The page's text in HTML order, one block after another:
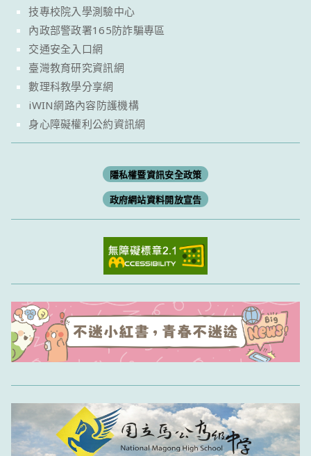
技專校院入學測驗中心
內政部警政署165防詐騙專區
交通安全入口網
臺灣教育研究資訊網
數理科教學分享網
iWIN網路內容防護機構
身心障礙權利公約資訊網
隱私權暨資訊安全政策
政府網站資料開放宣告